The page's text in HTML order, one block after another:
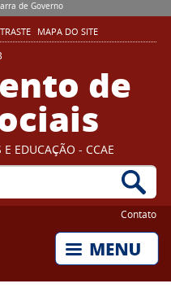
de Governo
MAPA DO SITE
de
EDUCAÇÃO - CCAE
Contato